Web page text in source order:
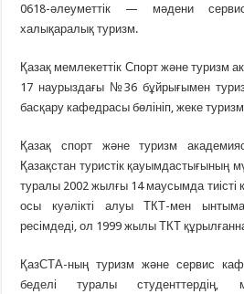
0618-әлеуметтік — мәдени
халықаралық туризм.
Қазақ мемлекеттік Спорт және туризм
17 наурыздағы №36 бұйрығымен
басқару кафедрасы бөлініп, жеке
Қазақ спорт және туризм
Қазақстан туристік қауымдастығының
туралы 2002 жылғы 14 маусымда тиісті
осы куәлікті алуы ТКТ-мен
ресімдеді, ол 1999 жылы ТКТ
ҚазСТА-ның туризм және сервис
беделі туралы студенттердің,